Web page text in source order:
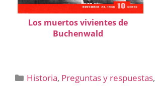
Los muertos vivientes de
Buchenwald
Categorías
Historia, Preguntas y respuestas,